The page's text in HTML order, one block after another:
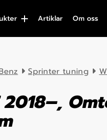
Artiklar Om oss
Sprinter tuning